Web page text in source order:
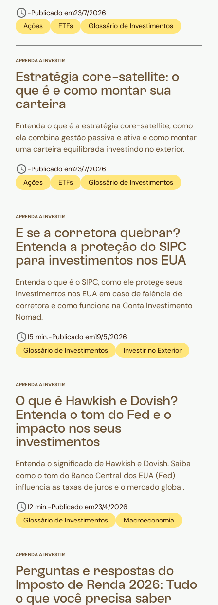
-Publicado em23/7/2026
Ações
ETFs Glossário de Investimentos
APRENDA A INVESTIR
Estratégia core-satellite: o
que é e como montar sua
carteira
Entenda o que é a estratégia core-satellite, como
ela combina gestão passiva e ativa e como montar
uma carteira equilibrada investindo no exterior.
-Publicado em23/7/2026
Ações
ETFs Glossário de Investimentos
APRENDA A INVESTIR
E se a corretora quebrar?
Entenda a proteção do SIPC
para investimentos nos EUA
Entenda o que é o SIPC, como ele protege seus
investimentos nos EUA em caso de falência de
corretora e como funciona na Conta Investimento
Nomad.
15 min.-Publicado em19/5/2026
Glossário de Investimentos
Investir no Exterior
APRENDA A INVESTIR
O que é Hawkish e Dovish?
Entenda o tom do Fed e o
impacto nos seus
investimentos
Entenda o significado de Hawkish e Dovish. Saiba
como o tom do Banco Central dos EUA (Fed)
influencia as taxas de juros e o mercado global.
12 min.-Publicado em23/4/2026
Glossário de Investimentos
Macroeconomia
APRENDA A INVESTIR
Perguntas e respostas do
Imposto de Renda 2026: Tudo
o que você precisa saber